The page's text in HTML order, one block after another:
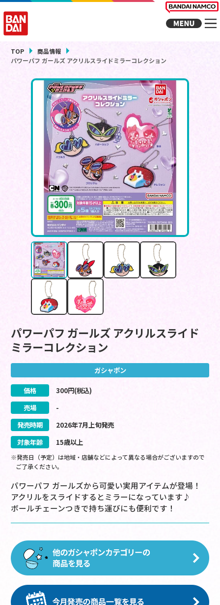
TOP
商品情報
パワーパフ ガールズ アクリルスライドミラーコレクション
パワーパフ ガールズ アクリルスライド
ミラーコレクション
ガシャポン
価格 300円(税込)
売場
-
発売時期
2026年7月 上旬発売
対象年齢
15歳以上
※発売日（予定）は地域・店舗などによって異なる場合がございますので
ご了承ください。
パワーパフ ガールズから可愛い実用アイテムが登場！
アクリルをスライドするとミラーになっています♪
ボールチェーンつきで持ち運びにも便利です！